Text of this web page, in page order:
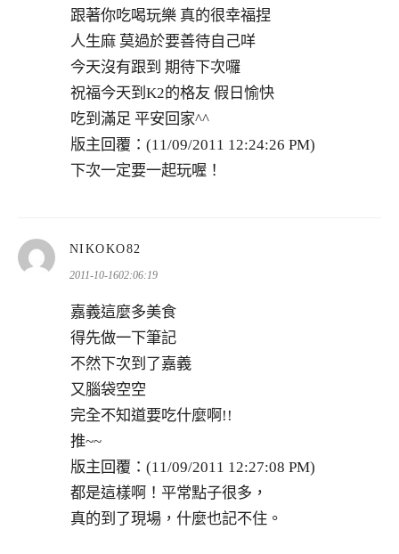
跟著你吃喝玩樂 真的很幸福捏
人生麻 莫過於要善待自己咩
今天沒有跟到 期待下次囉
祝福今天到K2的格友 假日愉快
吃到滿足 平安回家^^
版主回覆：(11/09/2011 12:24:26 PM)
下次一定要一起玩喔！
NIKOKO82
示:
2011-10-1602:06:19
嘉義這麼多美食
得先做一下筆記
不然下次到了嘉義
又腦袋空空
完全不知道要吃什麼啊!!
推~~
版主回覆：(11/09/2011 12:27:08 PM)
都是這樣啊！平常點子很多，
真的到了現場，什麼也記不住。